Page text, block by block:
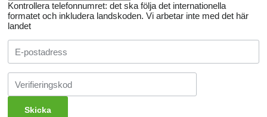
Kontrollera telefonnumret: det ska följa det internationella
formatet och inkludera landskoden. Vi arbetar inte med det här
landet